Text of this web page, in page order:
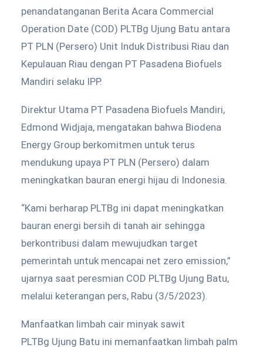
penandatanganan Berita Acara Commercial
Operation Date (COD) PLTBg Ujung Batu antara
PT PLN (Persero) Unit Induk Distribusi Riau dan
Kepulauan Riau dengan PT Pasadena Biofuels
Mandiri selaku IPP.
Direktur Utama PT Pasadena Biofuels Mandiri,
Edmond Widjaja, mengatakan bahwa Biodena
Energy Group berkomitmen untuk terus
mendukung upaya PT PLN (Persero) dalam
meningkatkan bauran energi hijau di Indonesia.
“Kami berharap PLTBg ini dapat meningkatkan
bauran energi bersih di tanah air sehingga
berkontribusi dalam mewujudkan target
pemerintah untuk mencapai net zero emission,”
ujarnya saat peresmian COD PLTBg Ujung Batu,
melalui keterangan pers, Rabu (3/5/2023).
Manfaatkan limbah cair minyak sawit
PLTBg Ujung Batu ini memanfaatkan limbah palm